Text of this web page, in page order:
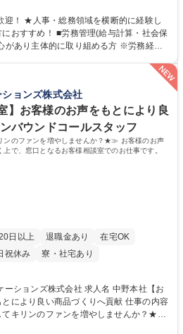
用・教育業務へ守備範囲を広げ、組織運
時間管理、給与
理、安全衛生、健康経営推進等をお任せ
管理など、幅広く経験を積んでいただき
に教えるため、ご経験が浅くても安心！
な環境です。 募集職種 【総
プ/組織運営を支えるゼネラリストを目
！ ★人事・総務領域を横断的に経験し
理(給与計算・社会保
があり主体的に取り組める方 ※労務経験
い 【尚可】■人事、労務、採用、教育業務
社会保険手続き・勤怠管理など）の経験
短大 ョンズ株式会社
】お客様のお声をもとにより良
バウンドコールスタッフ
のファンを増やしませんか？★≫ お客様のお声
で、窓口となるお客様相談室でのお仕事です。
日以上 退職金あり
在宅OK
祝休み 寮・社宅あり
式会社 求人名 中野本社【お
り良い商品づくりへ貢献 仕事の内容
キリンのファンを増やしませんか？★≫
りに活かしていく上で、窓口となるお客